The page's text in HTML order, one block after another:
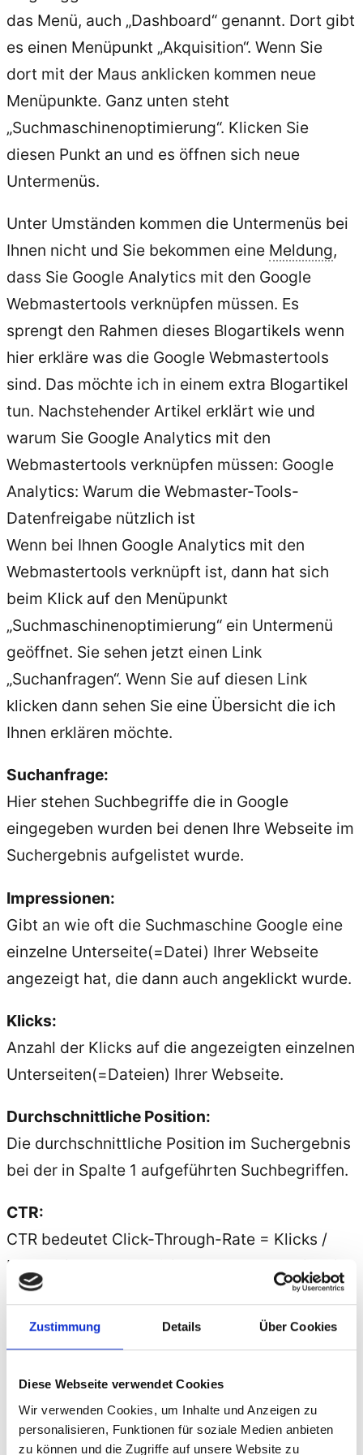
Zustimmung Details Über Cookies
Diese Webseite verwendet Cookies
Wir verwenden Cookies, um Inhalte und Anzeigen zu
personalisieren, Funktionen für soziale Medien anbieten
zu können und die Zugriffe auf unsere Website zu
das Menü, auch „Dashboard“ genannt. Dort gibt
es einen Menüpunkt „Akquisition“. Wenn Sie
dort mit der Maus anklicken kommen neue
Menüpunkte. Ganz unten steht
„Suchmaschinenoptimierung“. Klicken Sie
diesen Punkt an und es öffnen sich neue
Untermenüs.
Unter Umständen kommen die Untermenüs bei
Ihnen nicht und Sie bekommen eine Meldung,
dass Sie Google Analytics mit den Google
Webmastertools verknüpfen müssen. Es
sprengt den Rahmen dieses Blogartikels wenn
hier erkläre was die Google Webmastertools
sind. Das möchte ich in einem extra Blogartikel
tun. Nachstehender Artikel erklärt wie und
warum Sie Google Analytics mit den
Webmastertools verknüpfen müssen: Google
Analytics: Warum die Webmaster-Tools-
Datenfreigabe nützlich ist
Wenn bei Ihnen Google Analytics mit den
Webmastertools verknüpft ist, dann hat sich
beim Klick auf den Menüpunkt
„Suchmaschinenoptimierung“ ein Untermenü
geöffnet. Sie sehen jetzt einen Link
„Suchanfragen“. Wenn Sie auf diesen Link
klicken dann sehen Sie eine Übersicht die ich
Ihnen erklären möchte.
Suchanfrage:
Hier stehen Suchbegriffe die in Google
eingegeben wurden bei denen Ihre Webseite im
Suchergebnis aufgelistet wurde.
Impressionen:
Gibt an wie oft die Suchmaschine Google eine
einzelne Unterseite(=Datei) Ihrer Webseite
angezeigt hat, die dann auch angeklickt wurde.
Klicks:
Anzahl der Klicks auf die angezeigten einzelnen
Unterseiten(=Dateien) Ihrer Webseite.
Durchschnittliche Position:
Die durchschnittliche Position im Suchergebnis
bei der in Spalte 1 aufgeführten Suchbegriffen.
CTR:
CTR bedeutet Click-Through-Rate = Klicks /
Impressionen *100 . Click-Through-Rate ist eine
Kennzahl. Wird eine
oder Webseite
hundertmal angezeigt und dabei einmal
angeklickt, beträgt die Klickrate 1 %.
Sie erfahren aus dieser Liste mit welchen
Suchbegriffen Ihre Webseite bereits gefunden
wird. Sie können jetzt mit dem Keyword